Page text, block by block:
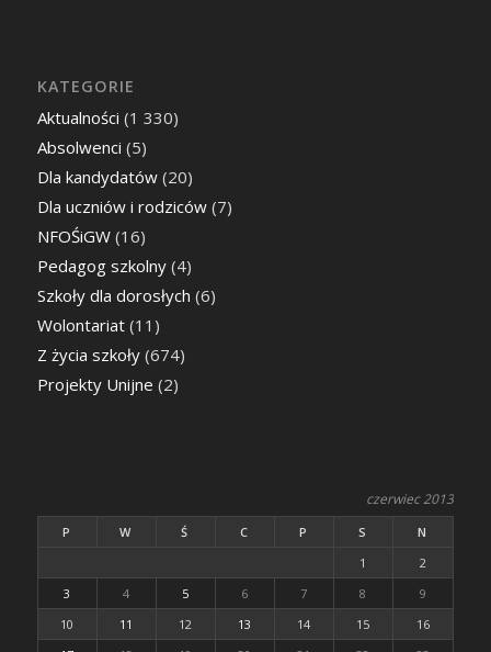
KATEGORIE
Aktualności (1 330)
Absolwenci (5)
Dla kandydatów(20)
Dla uczniów i rodziców(7)
NFOŚiGW(16)
Pedagog szkolny(4)
Szkoły dla dorosłych (6)
Wolontariat(11)
Z życia szkoły(674)
Projekty Unijne (2)
czerwiec 2013
P W Ś C P S
N
1
2
3
4 5 6 7 8
9
10
11 12 13 14 15
16